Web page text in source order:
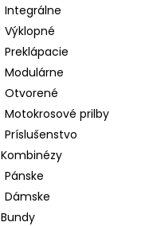
Integrálne
Výklopné
Preklápacie
Modulárne
Otvorené
Motokrosové prilby
Príslušenstvo
Kombinézy
Pánske
Dámske
Bundy